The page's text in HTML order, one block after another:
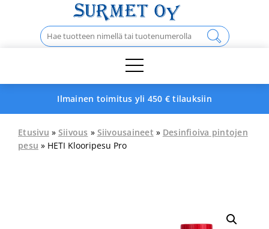
Haku:
Ilmainen toimitus yli 450 € tilauksiin
Etusivu » Siivous » Siivousaineet » Desinfioiva pintojen
pesu » HETI Klooripesu Pro